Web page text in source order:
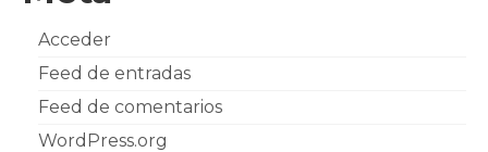
Acceder
Feed de entradas
Feed de comentarios
WordPress.org